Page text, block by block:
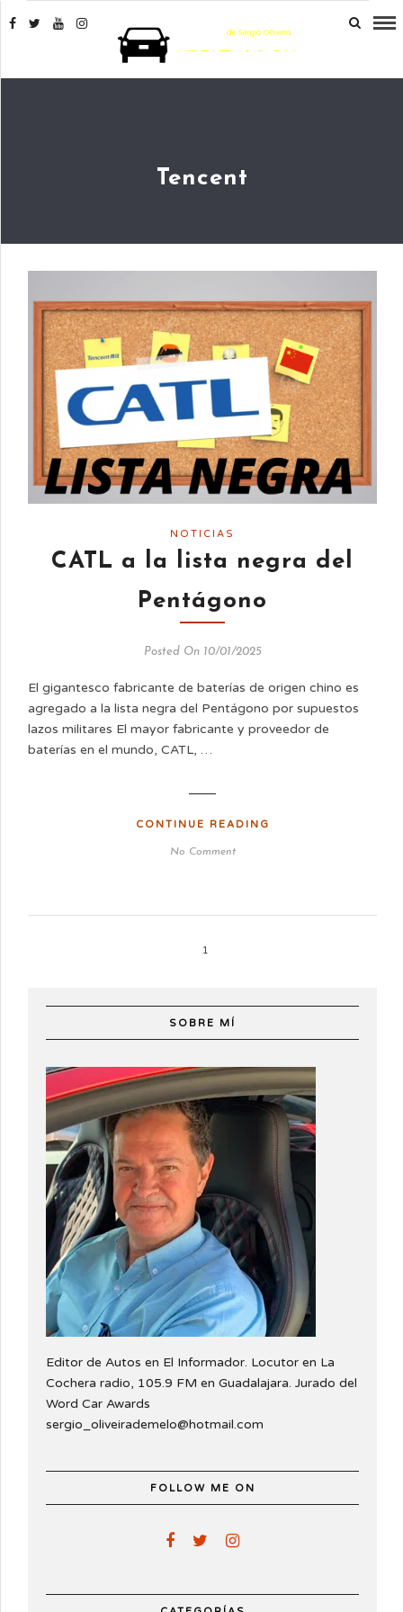
Tencent
NOTICIAS
CATL a la lista negra del
Pentágono
Posted On 10/01/2025
El gigantesco fabricante de baterías de origen chino es
agregado a la lista negra del Pentágono por supuestos
lazos militares El mayor fabricante y proveedor de
baterías en el mundo, CATL, …
CONTINUE READING
No Comment
1
SOBRE MÍ
Editor de Autos en El Informador. Locutor en La
Cochera radio, 105.9 FM en Guadalajara. Jurado del
Word Car Awards
sergio_oliveirademelo@hotmail.com
FOLLOW ME ON